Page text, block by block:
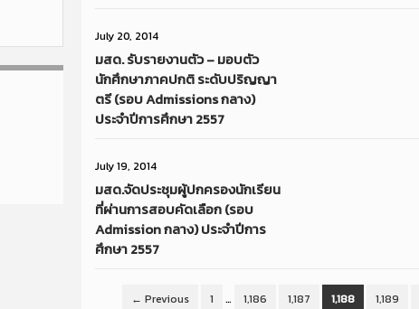
July 20, 2014
มสด. รับรายงานตัว – มอบตัว
นักศึกษาภาคปกติ ระดับปริญญา
ตรี (รอบ Admissions กลาง)
ประจำปีการศึกษา 2557
July 19, 2014
มสด.จัดประชุมผู้ปกครองนักเรียน
ที่ผ่านการสอบคัดเลือก (รอบ
Admission กลาง) ประจำปีการ
ศึกษา 2557
← Previous 1 … 1,186 1,187 1,188 1,189